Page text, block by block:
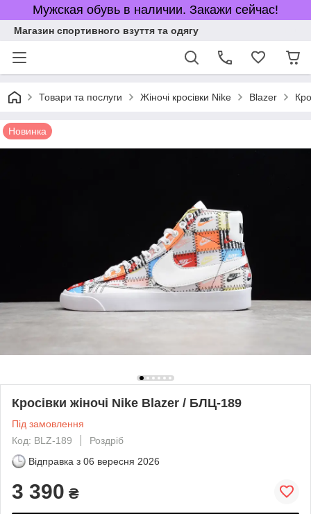
Мужская обувь в наличии. Закажи сейчас!
Магазин спортивного взуття та одягу
Товари та послуги Жіночі кросівки Nike Blazer
Новинка
Кросівки жіночі Nike Blazer / БЛЦ-189
Під замовлення
Код: BLZ-189
Роздріб
Відправка з 06 вересня 2026
3 390 ₴